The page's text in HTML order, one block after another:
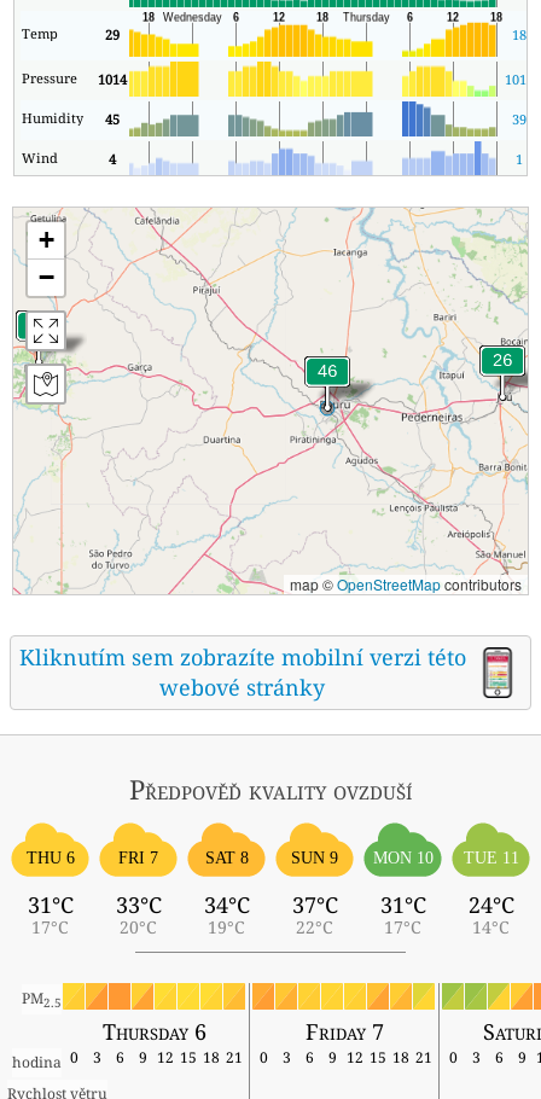
Temp 29 18
Pressure 1014 1013
Humidity 45 39
Wind 4 1
+
−
map ©OpenStreetMapcontributors
Kliknutím sem zobrazíte mobilní verzi této
webové stránky
Předpověď kvality ovzduší
THU 6
31°C
17°C
FRI 7
33°C
20°C
SAT 8
34°C
19°C
SUN 9
37°C
22°C
MON 10
31°C
17°C
TUE 11
24°C
14°C
PM2.5
Thursday 6 Friday 7
hodina 0 3 6 9 12 15 18 21 0 3 6 9 12 15 18 21 0 3 6 9
Rychlost větru